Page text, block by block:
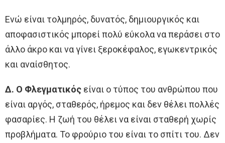
Ενώ είναι τολμηρός, δυνατός, δημιουργικός και
αποφασιστικός μπορεί πολύ εύκολα να περάσει στο
άλλο άκρο και να γίνει ξεροκέφαλος, εγωκεντρικός
και αναίσθητος.
Δ. Ο Φλεγματικός είναι ο τύπος του ανθρώπου που
είναι αργός, σταθερός, ήρεμος και δεν θέλει πολλές
φασαρίες. Η ζωή του θέλει να είναι σταθερή χωρίς
προβλήματα. Το φρούριο του είναι το σπίτι του. Δεν